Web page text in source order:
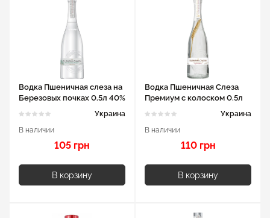
Водка Пшеничная слеза на
Березовых почках 0.5л 40%
Украина
В наличии
105 грн
В корзину
Водка Пшеничная Слеза
Премиум с колоском 0.5л
Украина
В наличии
110 грн
В корзину